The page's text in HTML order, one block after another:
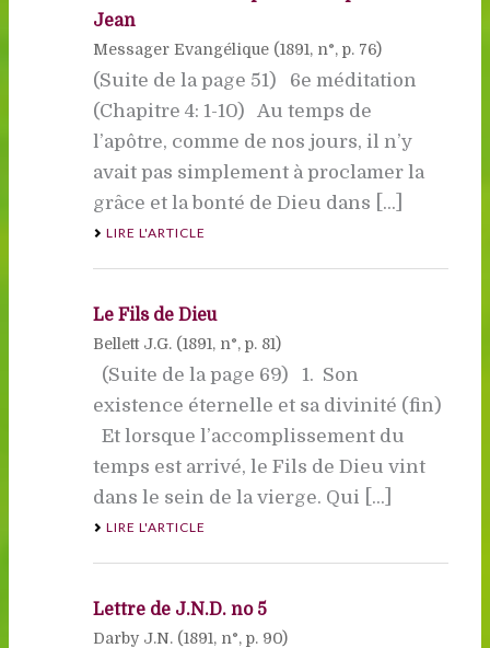
Jean
Messager Evangélique (1891, n°, p. 76)
(Suite de la page 51) 6e méditation
(Chapitre 4: 1-10) Au temps de
l’apôtre, comme de nos jours, il n’y
avait pas simplement à proclamer la
grâce et la bonté de Dieu dans [...]
LIRE L'ARTICLE
Le Fils de Dieu
Bellett J.G. (1891, n°, p. 81)
(Suite de la page 69) 1. Son
existence éternelle et sa divinité (fin)
Et lorsque l’accomplissement du
temps est arrivé, le Fils de Dieu vint
dans le sein de la vierge. Qui [...]
LIRE L'ARTICLE
Lettre de J.N.D. no 5
Darby J.N. (1891, n°, p. 90)